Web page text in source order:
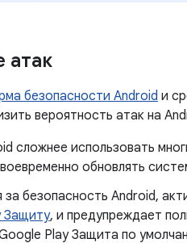
атак
безопасности Android и
вероятность атак на
сложнее использовать
обновлять
безопасность Android,
Защиту, и предупреждает
Play Защита по